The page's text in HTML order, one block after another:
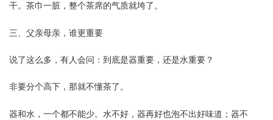
干。茶巾一脏，整个茶席的气质就垮了。
三、父亲母亲，谁更重要
说了这么多，有人会问：到底是器重要，还是水重要？
非要分个高下，那就不懂茶了。
器和水，一个都不能少。水不好，器再好也泡不出好味道；器不